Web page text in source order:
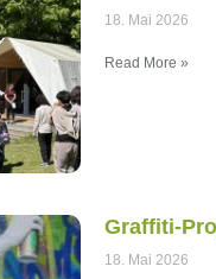
18. Mai 2026
Read More »
Graffiti-
18. Mai 2026